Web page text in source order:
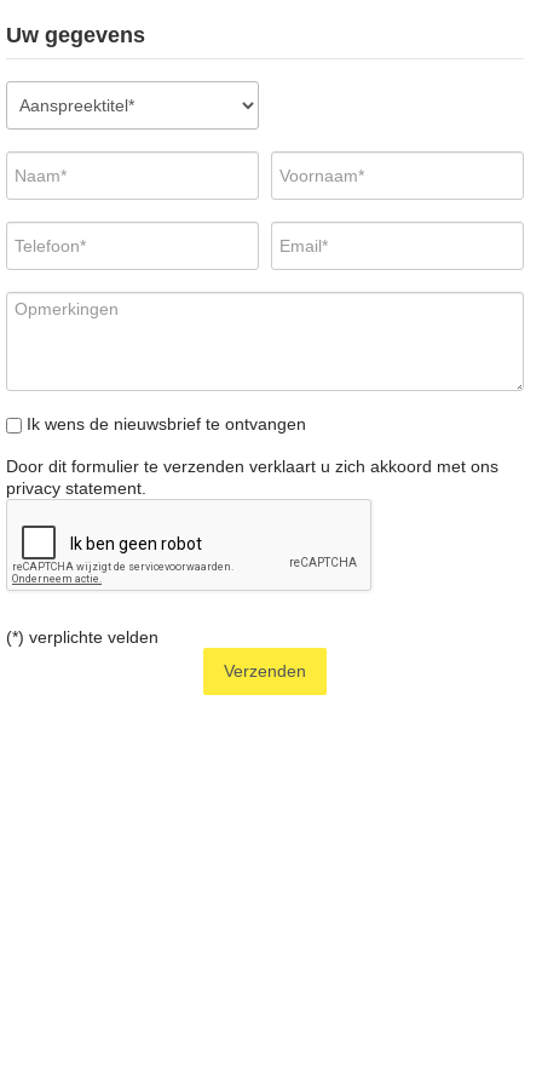
Uw gegevens
Ik wens de nieuwsbrief te ontvangen
Door dit formulier te verzenden verklaart u zich akkoord met ons
privacy statement
(*) verplichte velden
Verzenden